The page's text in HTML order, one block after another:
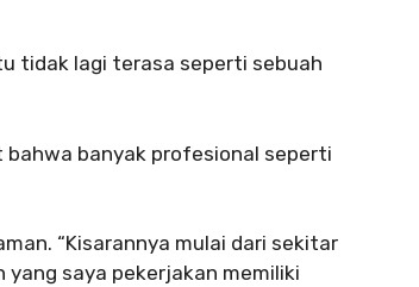
tidak lagi terasa seperti sebuah
banyak profesional seperti
“Kisarannya mulai dari sekitar
yang saya pekerjakan memiliki